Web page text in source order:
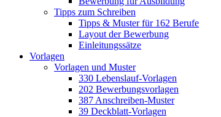
Tipps zum Schreiben
Tipps & Muster für 162 Berufe
Layout der Bewerbung
Einleitungssätze
Vorlagen
Vorlagen und Muster
330 Lebenslauf-Vorlagen
202 Bewerbungsvorlagen
387 Anschreiben-Muster
39 Deckblatt-Vorlagen